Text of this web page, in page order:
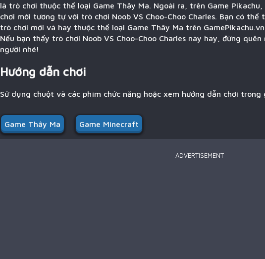
là trò chơi thuộc thể loại Game Thây Ma. Ngoài ra, trên Game
chơi mới tương tự với trò chơi Noob VS Choo-Choo Charles. Bạn có
trò chơi mới và hay thuộc thể loại Game Thây Ma trên
Nếu bạn thấy trò chơi Noob VS Choo-Choo Charles này hay, đừng
người nhé!
Hướng dẫn chơi
Sử dụng chuột và các phím chức năng hoặc xem hướng dẫn chơi trong
Game Thây Ma Game Minecraft
ADVERTISEMENT